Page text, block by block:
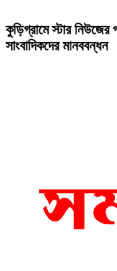
কুড়িগ্রামে স্টার নিউজের
সাংবাদিকদের মানববন্ধন